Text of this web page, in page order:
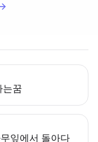
는꿈
잎에서 돌아다